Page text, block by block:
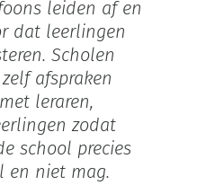
leiden af en
dat leerlingen
Scholen
afspraken
leraren,
zodat
school precies
en niet mag.